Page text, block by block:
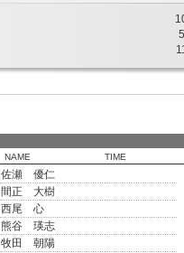
5
NAME TIME
佐瀬 優仁
間正 大樹
西尾 心
熊谷 瑛志
牧田 朝陽